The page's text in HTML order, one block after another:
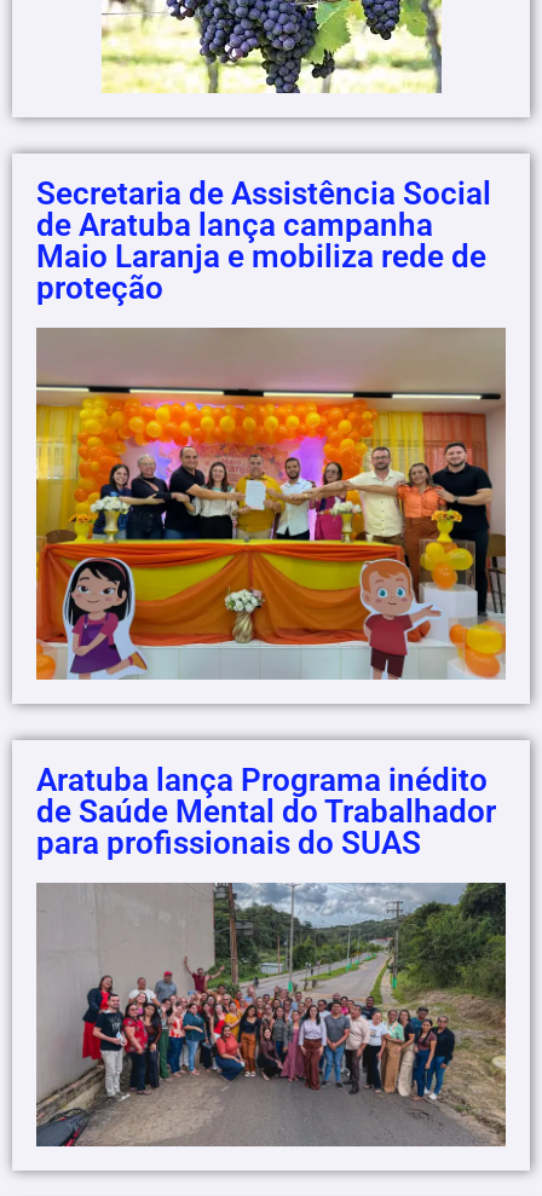
Secretaria de Assistência Social
de Aratuba lança campanha
Maio Laranja e mobiliza rede de
proteção
Aratuba lança Programa inédito
de Saúde Mental do Trabalhador
para profissionais do SUAS